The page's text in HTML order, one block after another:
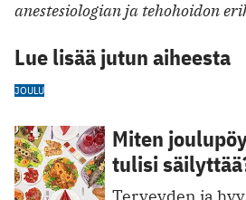
anestesiologian ja tehohoidon
Lue lisää jutun aiheesta
JOULU
Miten
tulisi